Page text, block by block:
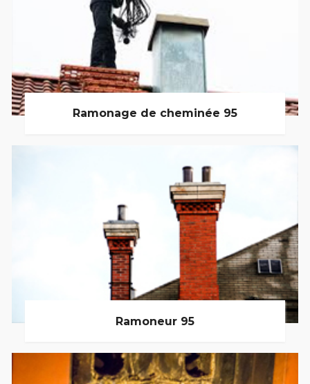
Ramonage de cheminée 95
Ramoneur 95